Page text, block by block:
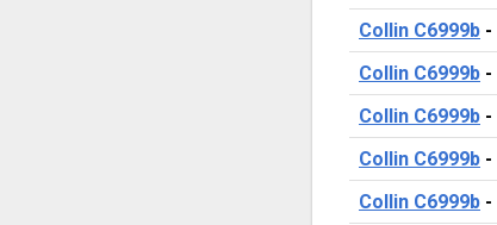
Collin C6999b -
Collin C6999b -
Collin C6999b -
Collin C6999b -
Collin C6999b -